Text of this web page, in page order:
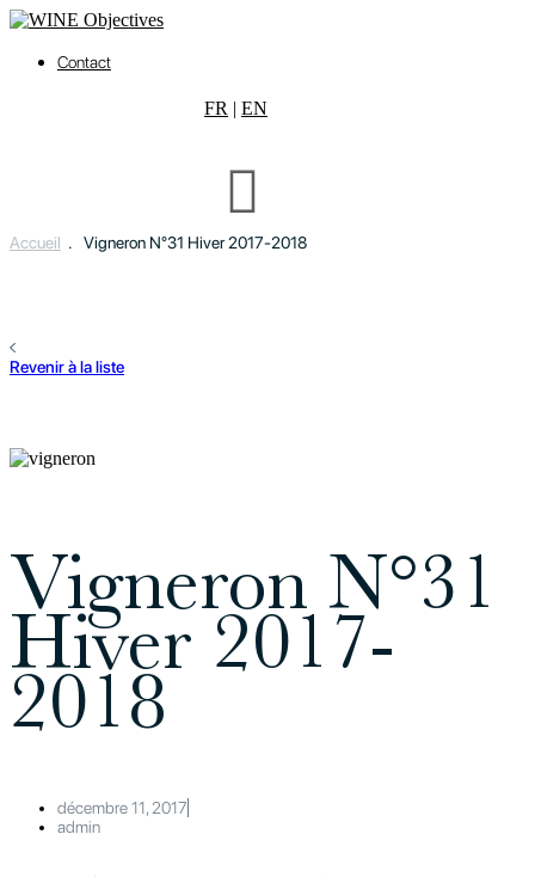
Contact
FR | EN
Accueil . Vigneron N°31 Hiver 2017-2018
Revenir à la liste
Vigneron N°31
Hiver 2017-
2018
décembre 11, 2017
admin